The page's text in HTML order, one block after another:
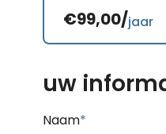
€99,00/jaar
uw
Naam*